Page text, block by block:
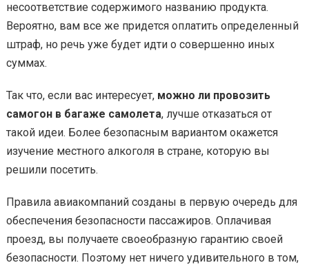
несоответствие содержимого названию продукта.
Вероятно, вам все же придется оплатить определенный
штраф, но речь уже будет идти о совершенно иных
суммах.
Так что, если вас интересует, можно ли провозить
самогон в багаже самолета, лучше отказаться от
такой идеи. Более безопасным вариантом окажется
изучение местного алкоголя в стране, которую вы
решили посетить.
Правила авиакомпаний созданы в первую очередь для
обеспечения безопасности пассажиров. Оплачивая
проезд, вы получаете своеобразную гарантию своей
безопасности. Поэтому нет ничего удивительного в том,